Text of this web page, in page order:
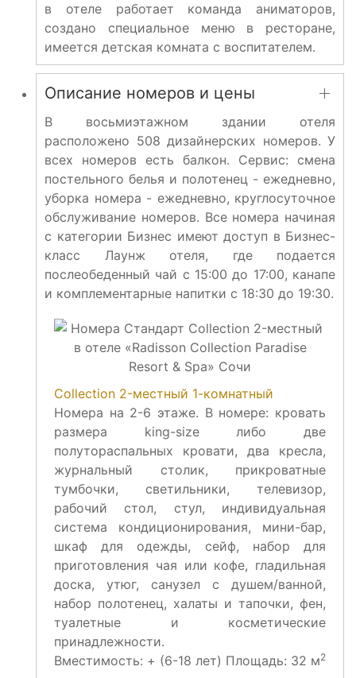
в отеле работает команда аниматоров,
создано специальное меню в ресторане,
имеется детская комната с воспитателем.
Описание номеров и цены
В восьмиэтажном здании отеля
расположено 508 дизайнерских номеров. У
всех номеров есть балкон. Сервис: смена
постельного белья и полотенец - ежедневно,
уборка номера - ежедневно, круглосуточное
обслуживание номеров. Все номера начиная
с категории Бизнес имеют доступ в Бизнес-
класс Лаунж отеля, где подается
послеобеденный чай с 15:00 до 17:00, канапе
и комплементарные напитки с 18:30 до 19:30.
Collection 2-местный 1-комнатный
Номера на 2-6 этаже. В номере: кровать
размера king-size либо две
полутораспальных кровати, два кресла,
журнальный столик, прикроватные
тумбочки, светильники, телевизор,
рабочий стол, стул, индивидуальная
система кондиционирования, мини-бар,
шкаф для одежды, сейф, набор для
приготовления чая или кофе, гладильная
доска, утюг, санузел с душем/ванной,
набор полотенец, халаты и тапочки, фен,
туалетные и косметические
принадлежности.
Вместимость: + (6-18 лет) Площадь: 32 м2